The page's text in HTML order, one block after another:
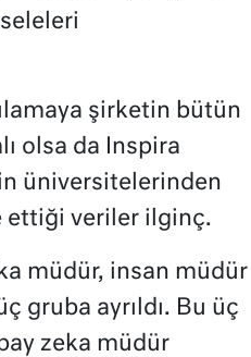
şirketin bütün
olsa da Inspira
üniversitelerinden
ettiği veriler ilginç.
müdür, insan müdür
gruba ayrıldı. Bu üç
zeka müdür